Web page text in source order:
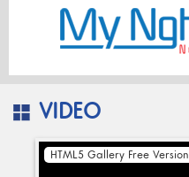
VIDEO
HTML5 Gallery Free Version